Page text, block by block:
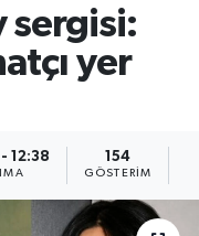
sergisi:
yer
12:38 154
GÖSTERIM